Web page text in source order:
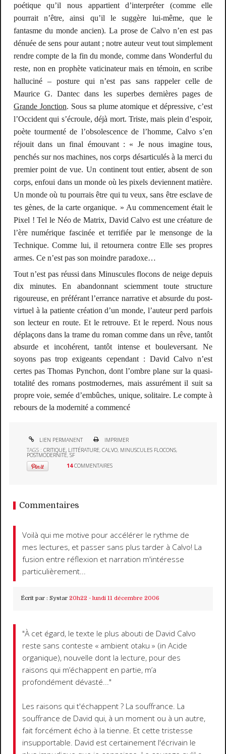
poétique qu’il nous appartient d’interpréter (comme elle
pourrait n’être, ainsi qu’il le suggère lui-même, que le
fantasme du monde ancien). La prose de Calvo n’en est pas
dénuée de sens pour autant ; notre auteur veut tout simplement
rendre compte de la fin du monde, comme dans Wonderful du
reste, non en prophète vaticinateur mais en témoin, en scribe
halluciné – posture qui n’est pas sans rappeler celle de
Maurice G. Dantec dans les superbes dernières pages de
Grande Jonction. Sous sa plume atomique et dépressive, c’est
l’Occident qui s’écroule, déjà mort. Triste, mais plein d’espoir,
poète tourmenté de l’obsolescence de l’homme, Calvo s’en
réjouit dans un final émouvant : « Je nous imagine tous,
penchés sur nos machines, nos corps désarticulés à la merci du
premier point de vue. Un continent tout entier, absent de son
corps, enfoui dans un monde où les pixels deviennent matière.
Un monde où tu pourrais être qui tu veux, sans être esclave de
tes gènes, de la carte organique. » Au commencement était le
Pixel ! Tel le Néo de Matrix, David Calvo est une créature de
l’ère numérique fascinée et terrifiée par le mensonge de la
Technique. Comme lui, il retournera contre Elle ses propres
armes. Ce n’est pas son moindre paradoxe…
Tout n’est pas réussi dans Minuscules flocons de neige depuis
dix minutes. En abandonnant sciemment toute structure
rigoureuse, en préférant l’errance narrative et absurde du post-
virtuel à la patiente création d’un monde, l’auteur perd parfois
son lecteur en route. Et le retrouve. Et le reperd. Nous nous
déplaçons dans la trame du roman comme dans un rêve, tantôt
absurde et incohérent, tantôt intense et bouleversant. Ne
soyons pas trop exigeants cependant : David Calvo n’est
certes pas Thomas Pynchon, dont l’ombre plane sur la quasi-
totalité des romans postmodernes, mais assurément il suit sa
propre voie, semée d’embûches, unique, solitaire. Le compte à
rebours de la modernité a commencé
LIEN PERMANENT
IMPRIMER
TAGS :CRITIQUE, LITTÉRATURE,CALVO, MINUSCULES FLOCONS,
POSTMODERNITÉ,SF
14 COMMENTAIRES
Commentaires
Voilà qui me motive pour accélérer le rythme de
mes lectures, et passer sans plus tarder à Calvo! La
fusion entre réflexion et narration m'intéresse
particulièrement...
Écrit par : Systar 20h22 - lundi 11 décembre 2006
"À cet égard, le texte le plus abouti de David Calvo
reste sans conteste « ambient otaku » (in Acide
organique), nouvelle dont la lecture, pour des
raisons qui m’échappent en partie, m’a
profondément dévasté..."
Les raisons qui t'échappent ? La souffrance. La
souffrance de David qui, à un moment ou à un autre,
fait forcément écho à la tienne. Et cette tristesse
insupportable. David est certainement l'écrivain le